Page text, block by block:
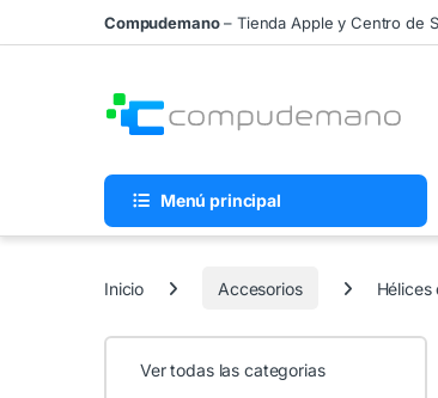
Skip to navigation
Skip to contentCompudemano– Tienda Apple y Centro de
Menú principal
Inicio Accesorios
Ver todas las categorias